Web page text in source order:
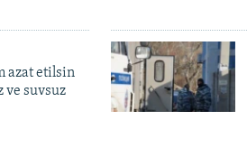
azat etilsin
ve suvsuz